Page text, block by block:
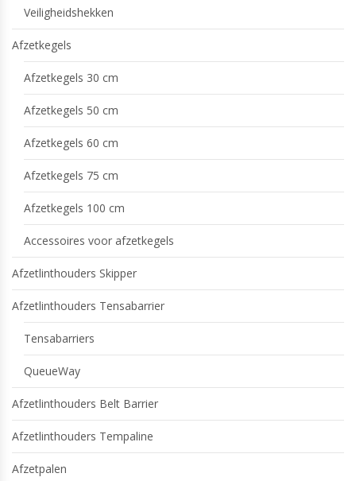
Veiligheidshekken
Afzetkegels
Afzetkegels 30 cm
Afzetkegels 50 cm
Afzetkegels 60 cm
Afzetkegels 75 cm
Afzetkegels 100 cm
Accessoires voor afzetkegels
Afzetlinthouders Skipper
Afzetlinthouders Tensabarrier
Tensabarriers
QueueWay
Afzetlinthouders Belt Barrier
Afzetlinthouders Tempaline
Afzetpalen